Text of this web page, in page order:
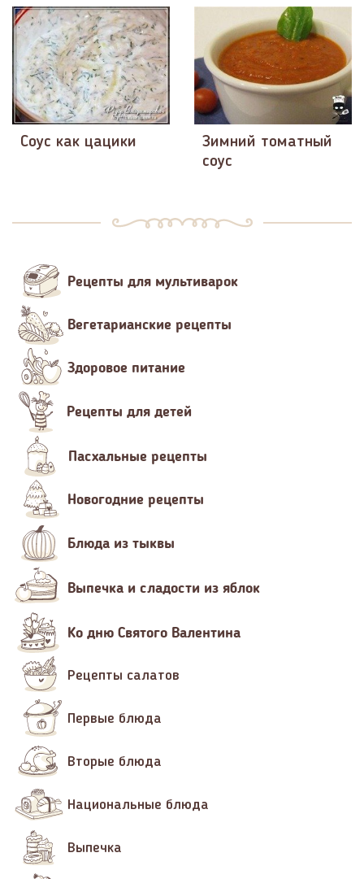
Соус как цацики
Зимний томатный
соус
Рецепты для мультиварок
Вегетарианские рецепты
Здоровое питание
Рецепты для детей
Пасхальные рецепты
Новогодние рецепты
Блюда из тыквы
Выпечка и сладости из яблок
Ко дню Святого Валентина
Рецепты салатов
Первые блюда
Вторые блюда
Национальные блюда
Выпечка